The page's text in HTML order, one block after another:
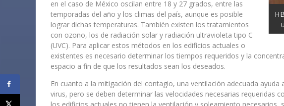
en el caso de México oscilan entre 18 y 27 grados, entre las
temporadas del año y los climas del país, aunque es posible
lograr dichas temperaturas. También existen los tratamientos
con ozono, los de radiación solar y radiación ultravioleta tipo C
(UVC). Para aplicar estos métodos en los edificios actuales o
existentes es necesario determinar los tiempos requeridos y la
espacio a fin de que los resultados sean los deseados.
En cuanto a la mitigación del contagio, una ventilación adecuada
virus, pero se deben determinar las velocidades necesarias requeridas